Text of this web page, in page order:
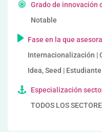
Grado de innovación
Notable
Fase en la que asesora
Internacionalización |
Idea, Seed | Estudiante
Especialización
TODOS LOS